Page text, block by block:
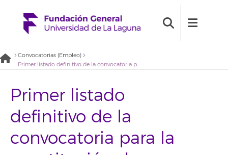
Convocatorias (Empleo)
Primer listado definitivo de la convocatoria para la constitución de una bolsa de empleo con Perfil Técnico superior en Administración de Sistemas informáticos. (2022BDE014)
Primer listado
definitivo de la
convocatoria para la